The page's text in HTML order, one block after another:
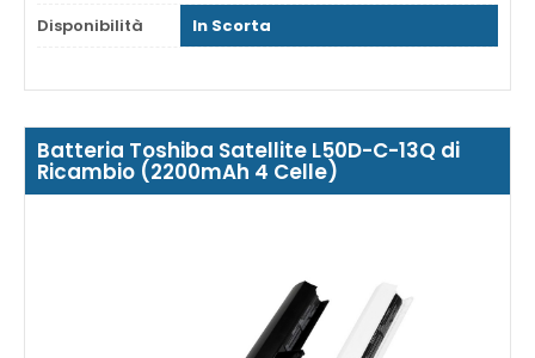
Disponibilità
In Scorta
Batteria Toshiba Satellite L50D-C-13Q di
Ricambio (2200mAh 4 Celle)